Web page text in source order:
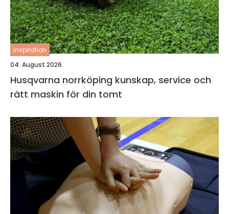
inspiration
04. August 2026
Husqvarna norrköping kunskap, service och
rätt maskin för din tomt